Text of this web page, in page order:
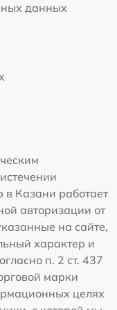
данных
в Казани работает
авторизации от
на сайте,
характер и
п. 2 ст. 437
марки
целях